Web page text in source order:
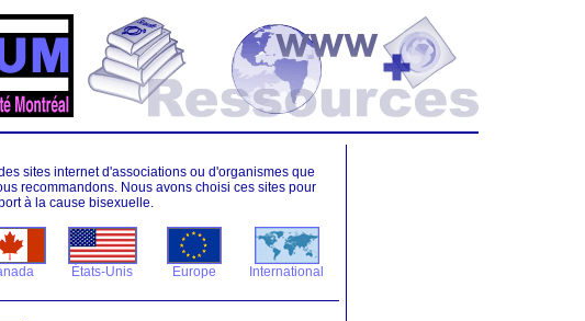
sites internet d'associations ou d'organismes que
recommandons. Nous avons choisi ces sites pour
à la cause bisexuelle.
États-Unis Europe International